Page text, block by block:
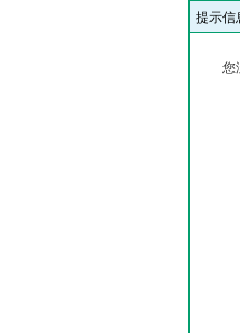
提示信
您